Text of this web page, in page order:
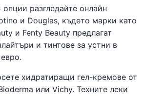
разгледайте онлайн
и Douglas, където марки като
и Fenty Beauty предлагат
и тинтове за устни в
хидратиращи гел-кремове от
или Vichy. Техните леки